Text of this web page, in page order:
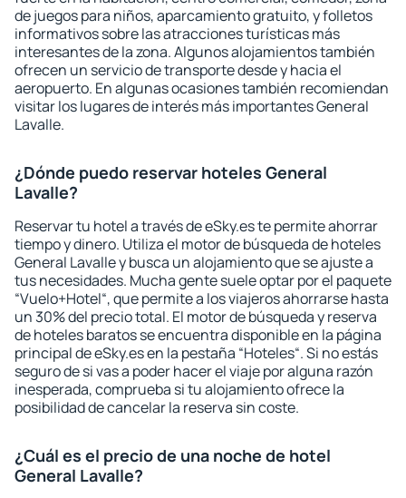
de juegos para niños, aparcamiento gratuito, y folletos
informativos sobre las atracciones turísticas más
interesantes de la zona. Algunos alojamientos también
ofrecen un servicio de transporte desde y hacia el
aeropuerto. En algunas ocasiones también recomiendan
visitar los lugares de interés más importantes General
Lavalle.
¿Dónde puedo reservar hoteles General
Lavalle?
Reservar tu hotel a través de eSky.es te permite ahorrar
tiempo y dinero. Utiliza el motor de búsqueda de hoteles
General Lavalle y busca un alojamiento que se ajuste a
tus necesidades. Mucha gente suele optar por el paquete
“Vuelo+Hotel“, que permite a los viajeros ahorrarse hasta
un 30% del precio total. El motor de búsqueda y reserva
de hoteles baratos se encuentra disponible en la página
principal de eSky.es en la pestaña “Hoteles“. Si no estás
seguro de si vas a poder hacer el viaje por alguna razón
inesperada, comprueba si tu alojamiento ofrece la
posibilidad de cancelar la reserva sin coste.
¿Cuál es el precio de una noche de hotel
General Lavalle?